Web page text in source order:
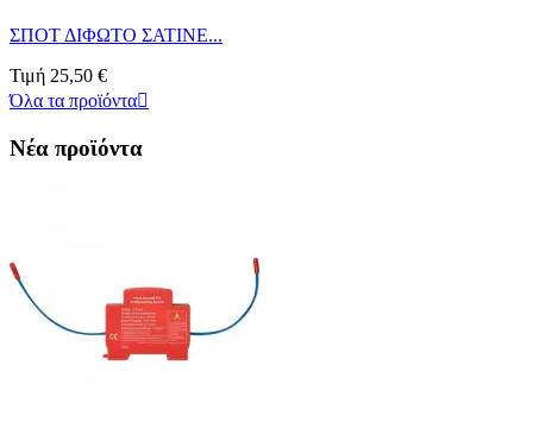
ΣΠΟΤ ΔΙΦΩΤΟ ΣΑΤΙΝΕ...
Τιμή 25,50 €
Όλα τα προϊόντα
Νέα προϊόντα